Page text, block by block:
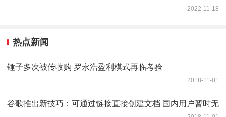
2022-11-18
热点新闻
锤子多次被传收购 罗永浩盈利模式再临考验
2018-11-01
谷歌推出新技巧：可通过链接直接创建文档 国内用户暂时无